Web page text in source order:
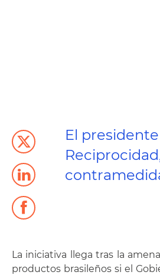
El
La iniciativa llega tras la
productos brasileños si el